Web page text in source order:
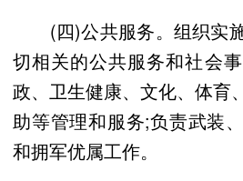
(四)公共服务。组织实
切相关的公共服务和社会
政、卫生健康、文化、体育
助等管理和服务;负责武装
和拥军优属工作。